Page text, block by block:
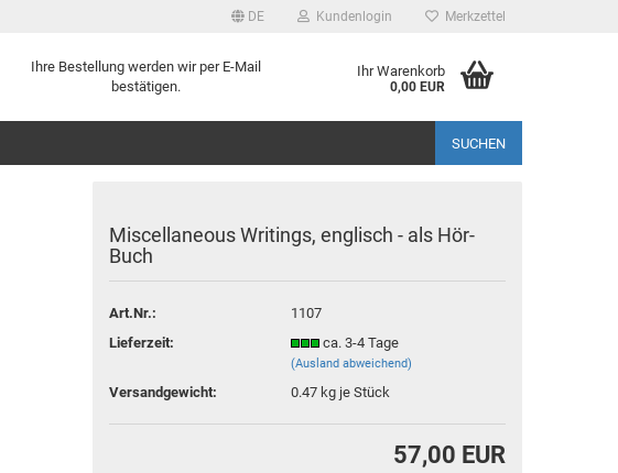
DE
auswählen
Kundenlogin
Konto erstellen
Passwort vergessen?
Merkzettel
Ihre Bestellung werden wir per E-Mail
bestätigen.
Ihr Warenkorb
0,00 EUR
SUCHEN
Miscellaneous Writings, englisch - als Hör-
Buch
Art.Nr.:
1107
Lieferzeit:
ca. 3-4 Tage
(Ausland abweichend)
Versandgewicht: 0.47 kg je Stück
57,00 EUR